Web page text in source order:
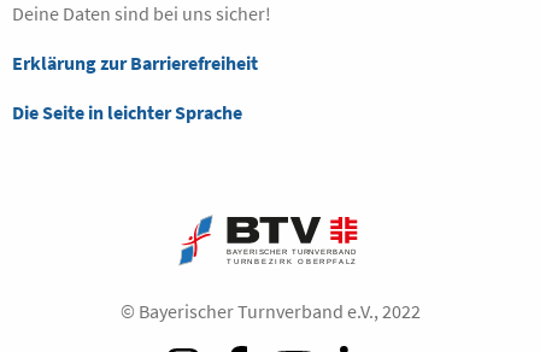
Deine Daten sind bei uns sicher!
Erklärung zur Barrierefreiheit
Die Seite in leichter Sprache
© Bayerischer Turnverband e.V., 2022